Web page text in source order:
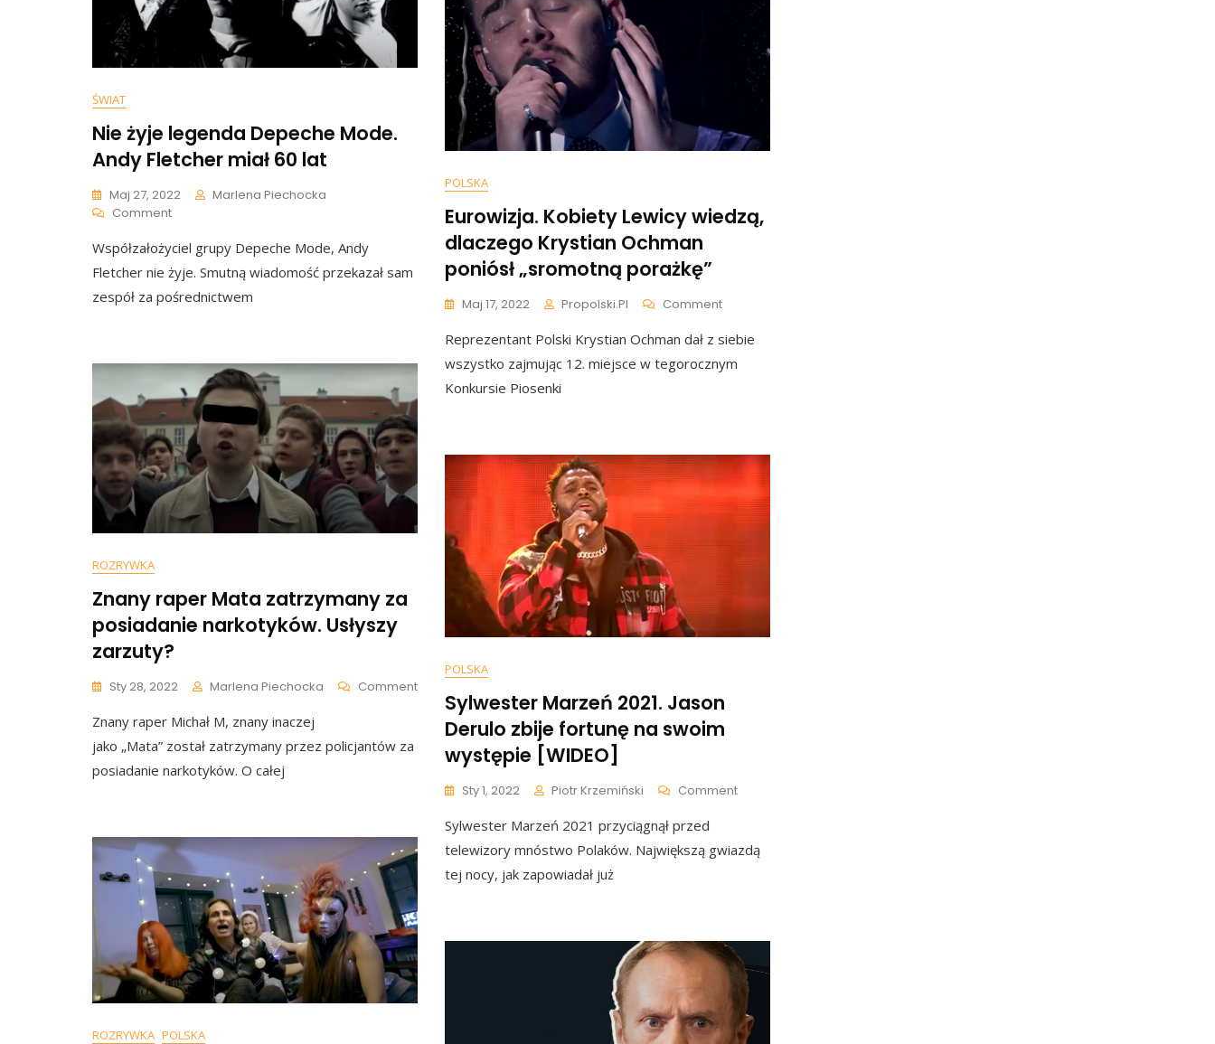
Przebija
ŚWIAT
Nie żyje legenda Depeche Mode.
Andy Fletcher miał 60 lat
Maj 27, 2022
Marlena Piechocka
CommentOn
Żyje
Legenda
Depeche
Mode.
60
Lat
Współzałożyciel grupy Depeche Mode, Andy
Fletcher nie żyje. Smutną wiadomość przekazał sam
zespół za pośrednictwem
POLSKA
Eurowizja. Kobiety Lewicy wiedzą,
dlaczego Krystian Ochman
poniósł „sromotną porażkę”
Maj 17, 2022 Propolski.pl CommentOn
Kobiety
Lewicy
Wiedzą,
„sromotną
Porażkę”
Reprezentant Polski Krystian Ochman dał z siebie
wszystko zajmując 12. miejsce w tegorocznym
Konkursie Piosenki
ROZRYWKA
Znany raper Mata zatrzymany za
posiadanie narkotyków. Usłyszy
zarzuty?
Sty 28, 2022 Marlena Piechocka CommentOn
Znany
Raper
Mata
Zatrzymany
Posiadanie
Usłyszy
Zarzuty?
Znany raper Michał M, znany inaczej
jako „Mata” został zatrzymany przez policjantów za
posiadanie narkotyków. O całej
POLSKA
Sylwester Marzeń 2021. Jason
Derulo zbije fortunę na swoim
występie [WIDEO]
Sty 1, 2022 Piotr Krzemiński CommentOn
2021.
Jason
Swoim
Występie
[WIDEO]
Sylwester Marzeń 2021 przyciągnął przed
telewizory mnóstwo Polaków. Największą gwiazdą
tej nocy, jak zapowiadał już
ROZRYWKA POLSKA